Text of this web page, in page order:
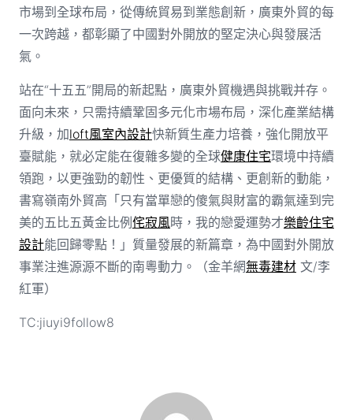
市場到全球布局，從傳統貿易到業態創新，廣東外貿的每
一次跨越，都彰顯了中國對外開放的堅定決心與發展活
氣。
站在“十五五”開局的新起點，廣東外貿機遇與挑戰并存。
面向未來，只需持續鞏固多元化市場布局，深化產業結構
升級，加loft風室內設計快新質生產力培養，強化開放平
臺賦能，就必定能在復雜多變的全球健康住宅環境中持續
領跑，以更強勁的韌性、更優質的結構、更創新的動能，
書寫嶺南外貿高「只有當單戀的傻氣與財富的霸氣達到完
美的五比五黃金比例侘寂風時，我的戀愛運勢才樂齡住宅
設計能回歸零點！」質量發展的新篇章，為中國對外開放
事業注進源源不斷的南粵動力。（金羊網無毒建材文/李
紅軍）
TC:jiuyi9follow8